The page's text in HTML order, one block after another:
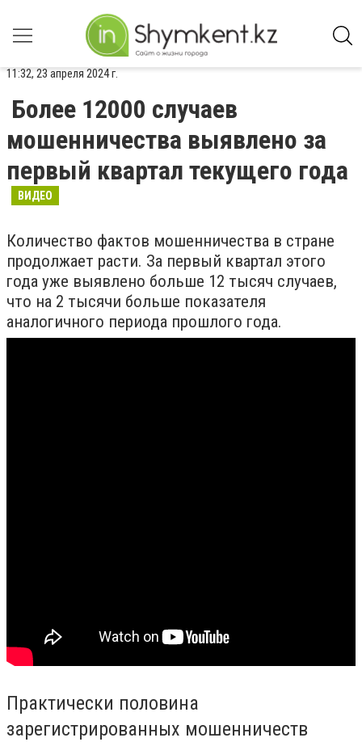
11:32, 23 апреля 2024 г.
Более 12000 случаев
мошенничества выявлено за
первый квартал текущего года
ВИДЕО
Количество фактов мошенничества в стране
продолжает расти. За первый квартал этого
года уже выявлено больше 12 тысяч случаев,
что на 2 тысячи больше показателя
аналогичного периода прошлого года.
Практически половина
зарегистрированных мошенничеств